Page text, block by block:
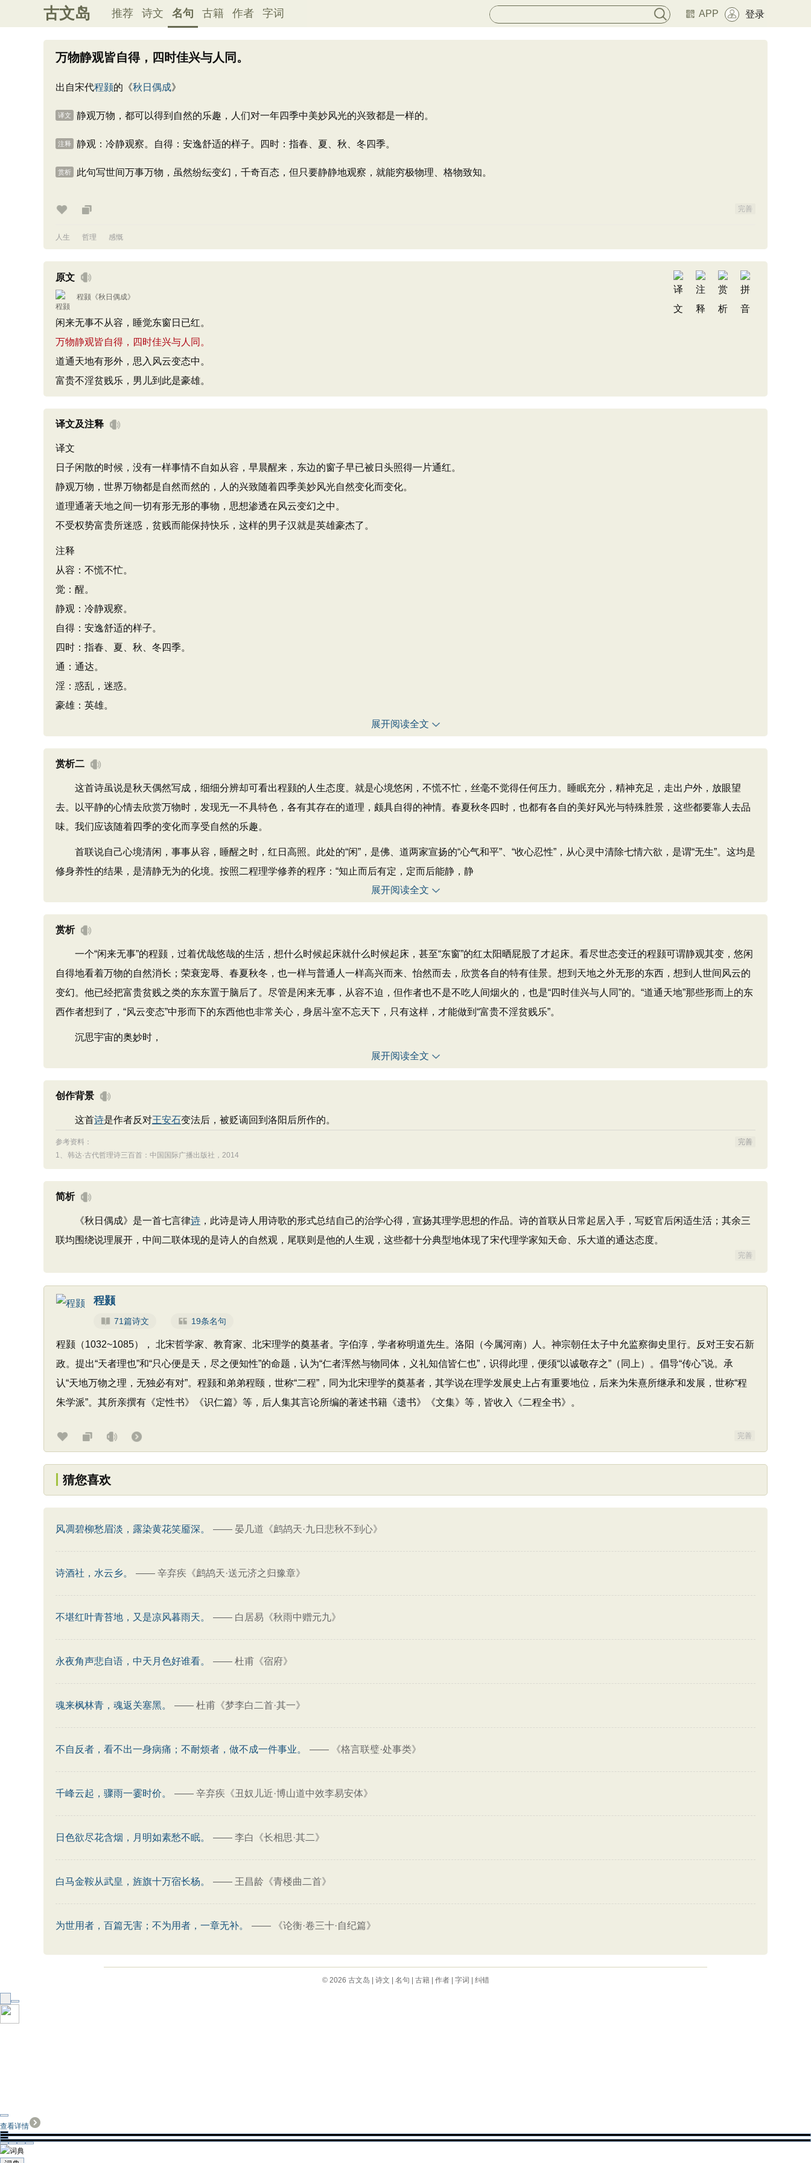
古文岛 推荐 诗文 名句 古籍 作者 字词 APP 登录
万物静观皆自得，四时佳兴与人同。
出自宋代程颢的《秋日偶成》
译文 静观万物，都可以得到自然的乐趣，人们对一年四季中美妙风光的兴致都是一样的。
注释 静观：冷静观察。自得：安逸舒适的样子。四时：指春、夏、秋、冬四季。
赏析 此句写世间万事万物，虽然纷纭变幻，千奇百态，但只要静静地观察，就能穷极物理、格物致知。
完善
人生 哲理 感慨
原文
程颢 《秋日偶成》
闲来无事不从容，睡觉东窗日已红。
万物静观皆自得，四时佳兴与人同。
道通天地有形外，思入风云变态中。
富贵不淫贫贱乐，男儿到此是豪雄。
译文及注释
译文
日子闲散的时候，没有一样事情不自如从容，早晨醒来，东边的窗子早已被日头照得一片通红。
静观万物，世界万物都是自然而然的，人的兴致随着四季美妙风光自然变化而变化。
道理通著天地之间一切有形无形的事物，思想渗透在风云变幻之中。
不受权势富贵所迷惑，贫贱而能保持快乐，这样的男子汉就是英雄豪杰了。
注释
从容：不慌不忙。
觉：醒。
静观：冷静观察。
自得：安逸舒适的样子。
四时：指春、夏、秋、冬四季。
通：通达。
淫：惑乱，迷惑。
豪雄：英雄。
展开阅读全文
赏析二
这首诗虽说是秋天偶然写成，细细分辨却可看出程颢的人生态度。就是心境悠闲，不慌不忙，丝毫不觉得任何压力。睡眠充分，精神充足，走出户外，放眼望
去。以平静的心情去欣赏万物时，发现无一不具特色，各有其存在的道理，颇具自得的神情。春夏秋冬四时，也都有各自的美好风光与特殊胜景，这些都要靠人去品
味。我们应该随着四季的变化而享受自然的乐趣。
首联说自己心境清闲，事事从容，睡醒之时，红日高照。此处的“闲”，是佛、道两家宣扬的“心气和平”、“收心忍性”，从心灵中清除七情六欲，是谓“无生”。这均是
修身养性的结果，是清静无为的化境。按照二程理学修养的程序：“知止而后有定，定而后能静，静
展开阅读全文
赏析
一个“闲来无事”的程颢，过着优哉悠哉的生活，想什么时候起床就什么时候起床，甚至“东窗”的红太阳晒屁股了才起床。看尽世态变迁的程颢可谓静观其变，悠闲
自得地看着万物的自然消长；荣衰宠辱、春夏秋冬，也一样与普通人一样高兴而来、怡然而去，欣赏各自的特有佳景。想到天地之外无形的东西，想到人世间风云的
变幻。他已经把富贵贫贱之类的东东置于脑后了。尽管是闲来无事，从容不迫，但作者也不是不吃人间烟火的，也是“四时佳兴与人同”的。“道通天地”那些形而上的东
西作者想到了，“风云变态”中形而下的东西他也非常关心，身居斗室不忘天下，只有这样，才能做到“富贵不淫贫贱乐”。
沉思宇宙的奥妙时，
展开阅读全文
创作背景
这首诗是作者反对王安石变法后，被贬谪回到洛阳后所作的。
参考资料：
完善
1、 韩达·古代哲理诗三百首：中国国际广播出版社，2014
简析
《秋日偶成》是一首七言律诗 ，此诗是诗人用诗歌的形式总结自己的治学心得，宣扬其理学思想的作品。诗的首联从日常起居入手，写贬官后闲适生活；其余三
联均围绕说理展开，中间二联体现的是诗人的自然观，尾联则是他的人生观，这些都十分典型地体现了宋代理学家知天命、乐大道的通达态度。
完善
程颢
71篇诗文 19条名句
程颢（1032~1085）， 北宋哲学家、教育家、北宋理学的奠基者。字伯淳，学者称明道先生。洛阳（今属河南）人。神宗朝任太子中允监察御史里行。反对王安石新
政。提出“天者理也”和“只心便是天，尽之便知性”的命题，认为“仁者浑然与物同体，义礼知信皆仁也”，识得此理，便须“以诚敬存之”（同上）。倡导“传心”说。承
认“天地万物之理，无独必有对”。程颢和弟弟程颐，世称“二程”，同为北宋理学的奠基者，其学说在理学发展史上占有重要地位，后来为朱熹所继承和发展，世称“程
朱学派”。其所亲撰有《定性书》《识仁篇》等，后人集其言论所编的著述书籍《遗书》《文集》等，皆收入《二程全书》。
完善
猜您喜欢
风凋碧柳愁眉淡，露染黄花笑靥深。 —— 晏几道《鹧鸪天·九日悲秋不到心》
诗酒社，水云乡。 —— 辛弃疾《鹧鸪天·送元济之归豫章》
不堪红叶青苔地，又是凉风暮雨天。 —— 白居易《秋雨中赠元九》
永夜角声悲自语，中天月色好谁看。 —— 杜甫《宿府》
魂来枫林青，魂返关塞黑。 —— 杜甫《梦李白二首·其一》
不自反者，看不出一身病痛；不耐烦者，做不成一件事业。 —— 《格言联璧·处事类》
千峰云起，骤雨一霎时价。 —— 辛弃疾《丑奴儿近·博山道中效李易安体》
日色欲尽花含烟，月明如素愁不眠。 —— 李白《长相思·其二》
白马金鞍从武皇，旌旗十万宿长杨。 —— 王昌龄《青楼曲二首》
为世用者，百篇无害；不为用者，一章无补。 —— 《论衡·卷三十·自纪篇》
© 2026 古文岛 诗文 名句 古籍| 作者| 字词 纠错
查看详情